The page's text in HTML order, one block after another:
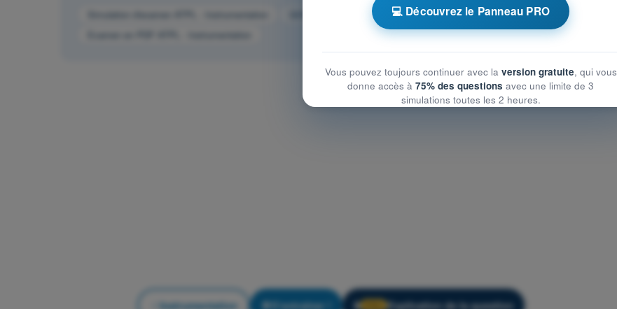
QCM d'Entraînement ATPL - Instrumentation
Instrumentation S'entraîner ! 🔒 Explication de la question
💻 Découvrez le Panneau PRO
Vous pouvez toujours continuer avec la version gratuite, qui vous
donne accès à 75% des questions avec une limite de 3
simulations toutes les 2 heures.